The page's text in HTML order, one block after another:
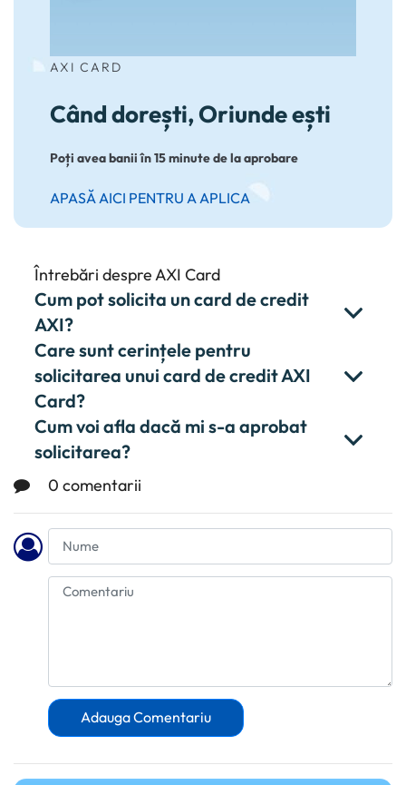
AXI CARD
Când dorești, Oriunde ești
Poți avea banii în 15 minute de la aprobare
APASĂ AICI PENTRU A APLICA
Întrebări despre AXI Card
Cum pot solicita un card de credit
AXI?
Care sunt cerințele pentru
solicitarea unui card de credit AXI
Card?
Cum voi afla dacă mi s-a aprobat
solicitarea?
0 comentarii
Adauga Comentariu